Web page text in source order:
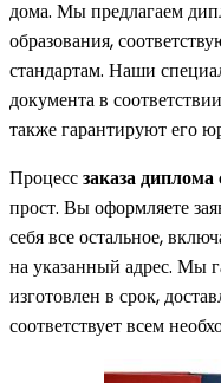
дома. Мы предлагаем
образования,
стандартам. Наши
документа в
также гарантируют его
Процессзаказа диплома
прост. Вы оформляете
себя все остальное,
на указанный адрес. Мы
изготовлен в срок,
соответствует всем